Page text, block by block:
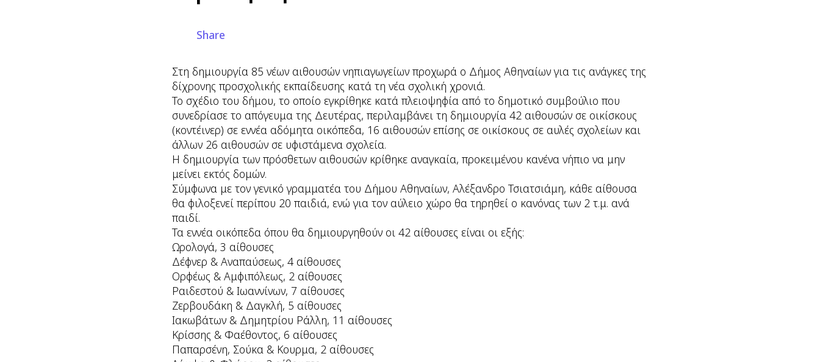
Share
Στη δημιουργία 85 νέων αιθουσών νηπιαγωγείων προχωρά ο Δήμος Αθηναίων για τις ανάγκες της
δίχρονης προσχολικής εκπαίδευσης κατά τη νέα σχολική χρονιά.
Το σχέδιο του δήμου, το οποίο εγκρίθηκε κατά πλειοψηφία από το δημοτικό συμβούλιο που
συνεδρίασε το απόγευμα της Δευτέρας, περιλαμβάνει τη δημιουργία 42 αιθουσών σε οικίσκους
(κοντέινερ) σε εννέα αδόμητα οικόπεδα, 16 αιθουσών επίσης σε οικίσκους σε αυλές σχολείων και
άλλων 26 αιθουσών σε υφιστάμενα σχολεία.
Η δημιουργία των πρόσθετων αιθουσών κρίθηκε αναγκαία, προκειμένου κανένα νήπιο να μην
μείνει εκτός δομών.
Σύμφωνα με τον γενικό γραμματέα του Δήμου Αθηναίων, Αλέξανδρο Τσιατσιάμη, κάθε αίθουσα
θα φιλοξενεί περίπου 20 παιδιά, ενώ για τον αύλειο χώρο θα τηρηθεί ο κανόνας των 2 τ.μ. ανά
παιδί.
Τα εννέα οικόπεδα όπου θα δημιουργηθούν οι 42 αίθουσες είναι οι εξής:
Ωρολογά, 3 αίθουσες
Δέφνερ & Αναπαύσεως, 4 αίθουσες
Ορφέως & Αμφιπόλεως, 2 αίθουσες
Ραιδεστού & Ιωαννίνων, 7 αίθουσες
Ζερβουδάκη & Δαγκλή, 5 αίθουσες
Ιακωβάτων & Δημητρίου Ράλλη, 11 αίθουσες
Κρίσσης & Φαέθοντος, 6 αίθουσες
Παπαρσένη, Σούκα & Κουρμα, 2 αίθουσες